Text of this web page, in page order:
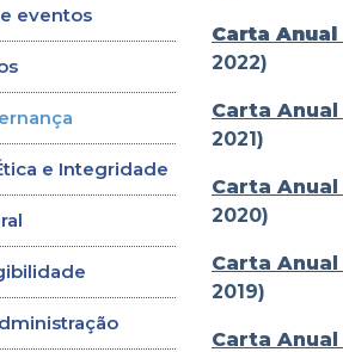
eventos
e Integridade
Carta
2022)
Carta
2021)
Carta
2020)
Carta
2019)
Carta